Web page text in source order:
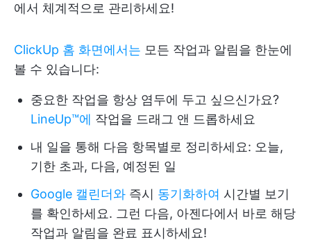
에서 체계적으로 관리하세요!
ClickUp 홈 화면에서는 모든 작업과 알림을 한눈에
볼 수 있습니다:
중요한 작업을 항상 염두에 두고 싶으신가요?
LineUp™️에 작업을 드래그 앤 드롭하세요
내 일을 통해 다음 항목별로 정리하세요: 오늘,
기한 초과, 다음, 예정된 일
Google 캘린더와 즉시 동기화하여 시간별 보기
를 확인하세요. 그런 다음, 아젠다에서 바로 해당
작업과 알림을 완료 표시하세요!